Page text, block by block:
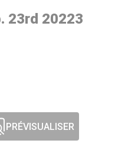
23rd 20223
PRÉVISUALISER